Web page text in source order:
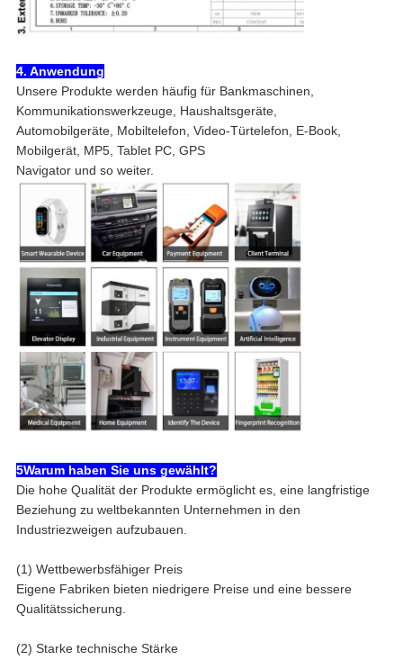
4. Anwendung
Unsere Produkte werden häufig für Bankmaschinen,
Kommunikationswerkzeuge, Haushaltsgeräte,
Automobilgeräte, Mobiltelefon, Video-Türtelefon, E-Book,
Mobilgerät, MP5, Tablet PC, GPS
Navigator und so weiter.
5Warum haben Sie uns gewählt?
Die hohe Qualität der Produkte ermöglicht es, eine langfristige
Beziehung zu weltbekannten Unternehmen in den
Industriezweigen aufzubauen.
(1) Wettbewerbsfähiger Preis
Eigene Fabriken bieten niedrigere Preise und eine bessere
Qualitätssicherung.
(2) Starke technische Stärke